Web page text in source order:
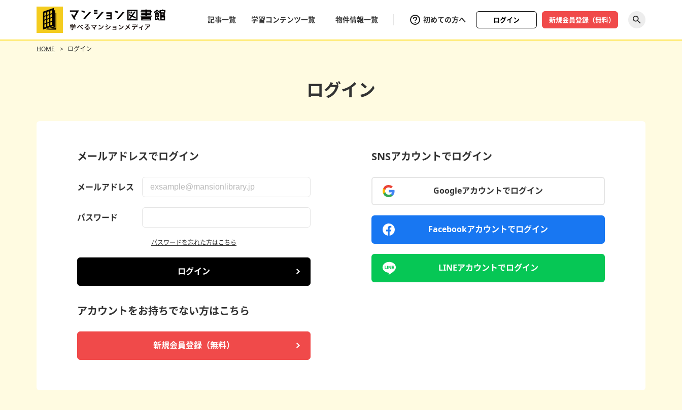
記事一覧 学習コンテンツ一覧 物件情報一覧 初めての方へ ログイン 新規会員登録（無料）
HOME ログイン
ログイン
メールアドレスでログイン
メールアドレス
パスワード
パスワードを忘れた方はこちら
ログイン
アカウントをお持ちでない方はこちら
新規会員登録（無料）
SNSアカウントでログイン
Googleアカウントでログイン
Facebookアカウントでログイン
LINEアカウントでログイン